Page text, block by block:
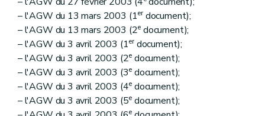
– l'AGW du 13 mars 2003 (1erdocument);
– l'AGW du 13 mars 2003 (2e document);
– l'AGW du 3 avril 2003 (1erdocument);
– l'AGW du 3 avril 2003 (2e document);
– l'AGW du 3 avril 2003 (3e document);
– l'AGW du 3 avril 2003 (4e document);
– l'AGW du 3 avril 2003 (5e document);
e